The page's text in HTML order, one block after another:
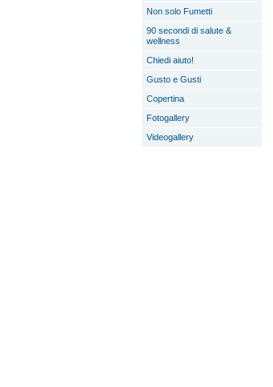
Non solo Fumetti
90 secondi di salute &
wellness
Chiedi aiuto!
Gusto e Gusti
Copertina
Fotogallery
Videogallery